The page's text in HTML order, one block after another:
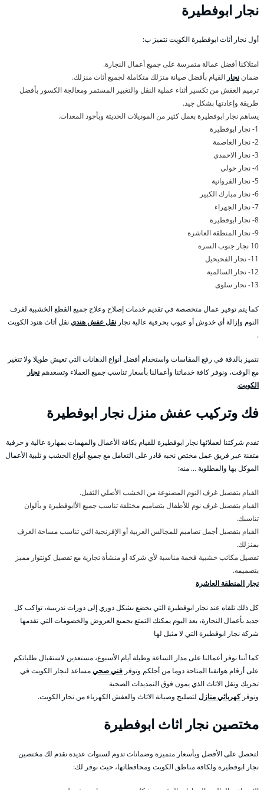
نجار ابوفطيرة
أول نجار أثاث ابوفطيرة الكويت نتميز ب:
امتلاكنا أفضل عمالة متمرسة على جميع أعمال النجارة.
ضمان نجار القيام بأفضل صيانة منزلك متكاملة لجميع أثاث منزلك.
ترميم العفش من تكسير أثناء عملية النقل والتغيير المستمر ومعالجة الكسور بأفضل
طريقة وإعادتها بشكل جيد.
يساهم نجار ابوفطيرة بعمل كثير من الموديلات الحديثة وبأجود المعدات.
1- نجار ابوفطيرة
2- نجار العاصمة
3- نجار الاحمدي
4- نجار حولي
5- نجار الفروانية
6- نجار مبارك الكبير
7- نجار الجهراء
8- نجار ابوفطيرة
9- نجار المنطقة العاشرة
10 نجار جنوب السرة
11- نجار الفحيحيل
12- نجار السالمية
13- نجار سلوى
كما يتم توفير عمال متخصصة في تقديم خدمات إصلاح وعلاج جميع القطع الخشبية لغرف
النوم وإزالة أي خدوش أو عيوب بحرفية عالية نجار نقل عفش هندينقل أثاث هنود الكويت
.
نتميز بالدقة في رفع المقاسات واستخدام أفضل أنواع الدهانات التي تعيش طويلا ولا تتغير
مع الوقت، ونوفر كافة خدماتنا وأعمالنا بأسعار تناسب جميع العملاء وتسعدهم نجار
الكويت.
فك وتركيب عفش منزل نجار ابوفطيرة
تقدم شركتنا لعملائها نجار ابوفطيرة للقيام بكافة الأعمال والمهمات بمهارة عالية و حرفية
متقنة عبر فريق عمل مختص نخبه قادر على التعامل مع جميع أنواع الخشب و تلبية الأعمال
الموكل بها والمطلوبة … منه:
القيام بتفصيل غرف النوم المصنوعة من الخشب الأصلي الثقيل.
القيام بتفصيل غرف نوم للأطفال بتصاميم مختلفة تناسب جميع الأابوفطيرة و بألوان
تناسبك.
القيام بتفصيل أجمل تصاميم للمجالس العربية أو الإفرنجية التي تناسب مساحة الغرف
بمنزلك.
تفصيل مكاتب خشبية فخمة مناسبة لأي شركة أو منشأة تجارية مع تفصيل كونتوار مميز
بتصميمه.
نجار المنطقة العاشرة
كل ذلك تلقاه عند نجار ابوفطيرة التي يخضع بشكل دوري إلى دورات تدريبية، تواكب كل
جديد بأعمال النجارة، بعد اليوم يمكنك التمتع بجميع العروض والخصومات التي تقدمها
شركة نجار ابوفطيرة التي لا مثيل لها
كما أننا نوفر أعمالنا على مدار الساعة وطيلة أيام الأسبوع، مستعدين لاستقبال طلباتكم
على أرقام هواتفنا المتاحة دوما من أجلكم ونوفر فني صحيمساعد لنجار الكويت في
تحريك ونقل الاثاث الذي يمون فوق التمديدات الصحية
ونوفركهربائي منازل لتصليح وصيانة الاثاث والعفش الكهرباء من نجار الكويت.
مختصين نجار اثاث ابوفطيرة
لتحصل على الأفضل وبأسعار متميزة وضمانات تدوم لسنوات عديدة نقدم لك مختصين
نجار ابوفطيرة ولكافة مناطق الكويت ومحافظاتها، حيث نوفر لك: